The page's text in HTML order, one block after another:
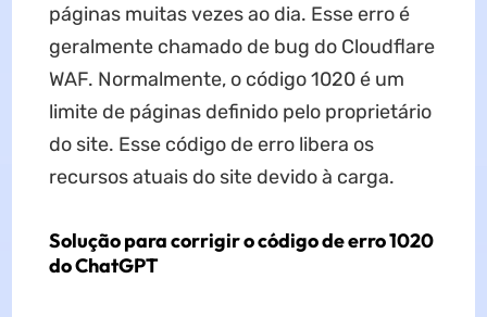
páginas muitas vezes ao dia. Esse erro é
geralmente chamado de bug do Cloudflare
WAF. Normalmente, o código 1020 é um
limite de páginas definido pelo proprietário
do site. Esse código de erro libera os
recursos atuais do site devido à carga.
Solução para corrigir o código de erro 1020
do ChatGPT